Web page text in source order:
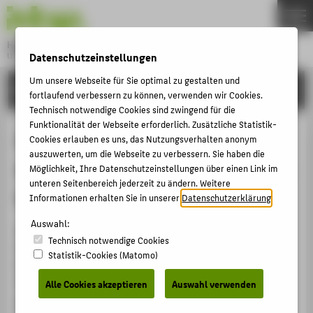
Hochschule für Technik und Wirtschaft Berlin
University of Applied Sciences
Menu
EINRICHTUNGEN
Änderung der Hochschulverträge:
Akademischer Senat der HTW Berlin
bezieht Stellung
24. Oktober 2025 — Der Akademische Senat der
Hochschule für Technik und Wirtschaft Berlin ist der
Empfehlung des Präsidiums gefolgt und hat in seiner
Sitzung vom 6. Oktober 2025 der Unterschrift des
geänderten Hochschulvertrages zugestimmt. In der
THEMEN
HOCHSCHULE
CAMPUS
STUDIUM
LEHRE
FORSCHUNG
INTERNATIONAL
INFORMATIONEN FÜR
Datenschutzeinstellungen
Um unsere Webseite für Sie optimal zu gestalten und
fortlaufend verbessern zu können, verwenden wir Cookies.
Technisch notwendige Cookies sind zwingend für die
Funktionalität der Webseite erforderlich. Zusätzliche Statistik-
Cookies erlauben es uns, das Nutzungsverhalten anonym
auszuwerten, um die Webseite zu verbessern. Sie haben die
Möglichkeit, Ihre Datenschutzeinstellungen über einen Link im
unteren Seitenbereich jederzeit zu ändern. Weitere
Informationen erhalten Sie in unsererDatenschutzerklärung
Auswahl:
Technisch notwendige Cookies
Statistik-Cookies (Matomo)
Alle Cookies akzeptieren Auswahl verwenden